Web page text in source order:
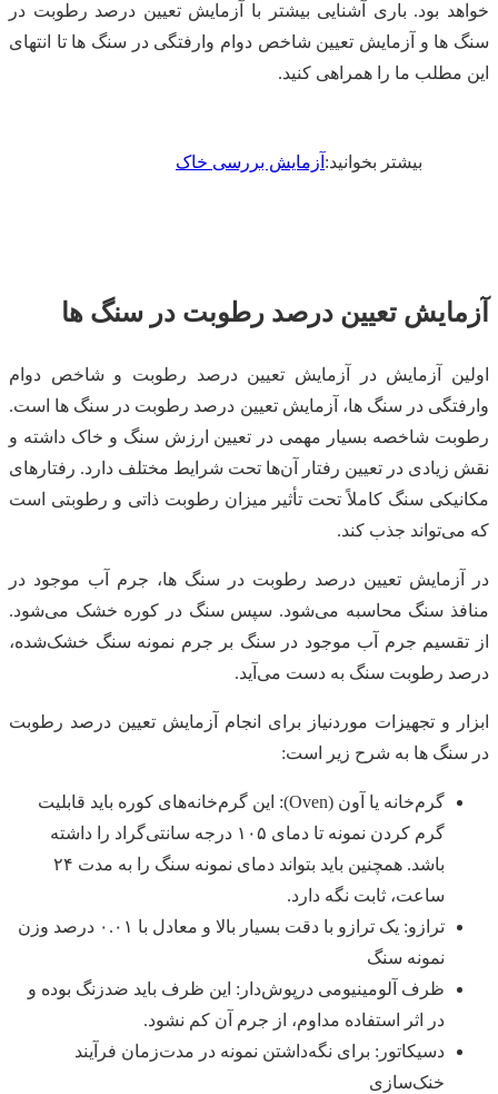
خواهد بود. باری آشنایی بیشتر با آزمایش تعیین درصد رطوبت در
سنگ ها و آزمایش تعیین شاخص دوام وارفتگی در سنگ ها تا انتهای
این مطلب ما را همراهی کنید.
بیشتر بخوانید: آزمایش بررسی خاک
آزمایش تعیین درصد رطوبت در سنگ ها
اولین آزمایش در آزمایش تعیین درصد رطوبت و شاخص دوام
وارفتگی در سنگ ها، آزمایش تعیین درصد رطوبت در سنگ ها است.
رطوبت شاخصه بسیار مهمی در تعیین ارزش سنگ و خاک داشته و
نقش زیادی در تعیین رفتار آن‌ها تحت شرایط مختلف دارد. رفتارهای
مکانیکی سنگ کاملاً تحت تأثیر میزان رطوبت ذاتی و رطوبتی است
که می‌تواند جذب کند.
در آزمایش تعیین درصد رطوبت در سنگ ها، جرم آب موجود در
منافذ سنگ محاسبه می‌شود. سپس سنگ در کوره خشک می‌شود.
از تقسیم جرم آب موجود در سنگ بر جرم نمونه سنگ خشک‌شده،
درصد رطوبت سنگ به دست می‌آید.
ابزار و تجهیزات موردنیاز برای انجام آزمایش تعیین درصد رطوبت
در سنگ ها به شرح زیر است:
گرم‌خانه یا آون (Oven): این گرم‌خانه‌های کوره باید قابلیت
گرم کردن نمونه تا دمای ۱۰۵ درجه سانتی‌گراد را داشته
باشد. همچنین باید بتواند دمای نمونه سنگ را به مدت ۲۴
ساعت، ثابت نگه دارد.
ترازو: یک ترازو با دقت بسیار بالا و معادل با ۰.۰۱ درصد وزن
نمونه سنگ
ظرف آلومینیومی درپوش‌دار: این ظرف باید ضدزنگ بوده و
در اثر استفاده مداوم، از جرم آن کم نشود.
دسیکاتور: برای نگه‌داشتن نمونه در مدت‌زمان فرآیند
خنک‌سازی